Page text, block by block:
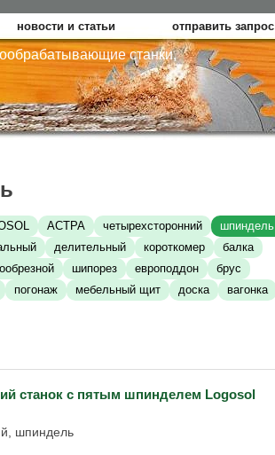
новости и статьи отправить запрос
станки,
АСТРА четырехсторонний
шпиндель
делительный короткомер
балка
шипорез европоддон
брус
погонаж мебельный щит доска
вагонка
станок с пятым шпинделем Logosol
шпиндель